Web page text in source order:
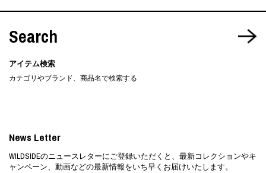
Search
アイテム検索
カテゴリやブランド、商品名で検索する
News Letter
WILDSIDEのニュースレターにご登録いただくと、最新コレクションやキ
ャンペーン、動画などの最新情報をいち早くお届けいたします。